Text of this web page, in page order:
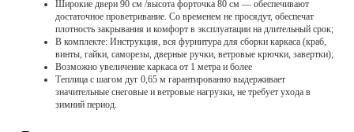
Широкие двери 90 см /высота форточка 80 см — обеспечивают
достаточное проветривание. Со временем не просядут, обеспечат
плотность закрывания и комфорт в эксплуатации на длительный срок;
В комплекте: Инструкция, вся фурнитура для сборки каркаса (краб,
винты, гайки, саморезы, дверные ручки, ветровые крючки, завертки);
Возможно увеличение каркаса от 1 метра и более
Теплица с шагом дуг 0,65 м гарантированно выдерживает
значительные снеговые и ветровые нагрузки, не требует ухода в
зимний период.